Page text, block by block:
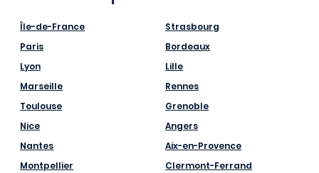
Île-de-France
Paris
Lyon
Marseille
Toulouse
Nice
Nantes
Montpellier
Strasbourg
Bordeaux
Lille
Rennes
Grenoble
Angers
Aix-en-Provence
Clermont-Ferrand